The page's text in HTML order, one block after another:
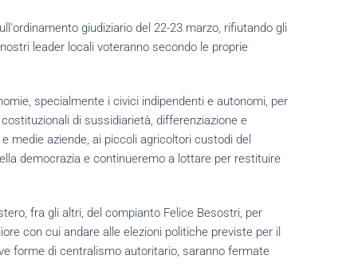
giudiziario del 22-23 marzo, rifiutando gli
leader locali voteranno secondo le proprie
specialmente i civici indipendenti e autonomi, per
di sussidiarietà, differenziazione e
medie aziende, ai piccoli agricoltori custodi del
democrazia e continueremo a lottare per restituire
fra gli altri, del compianto Felice Besostri, per
con cui andare alle elezioni politiche previste per il
forme di centralismo autoritario, saranno fermate